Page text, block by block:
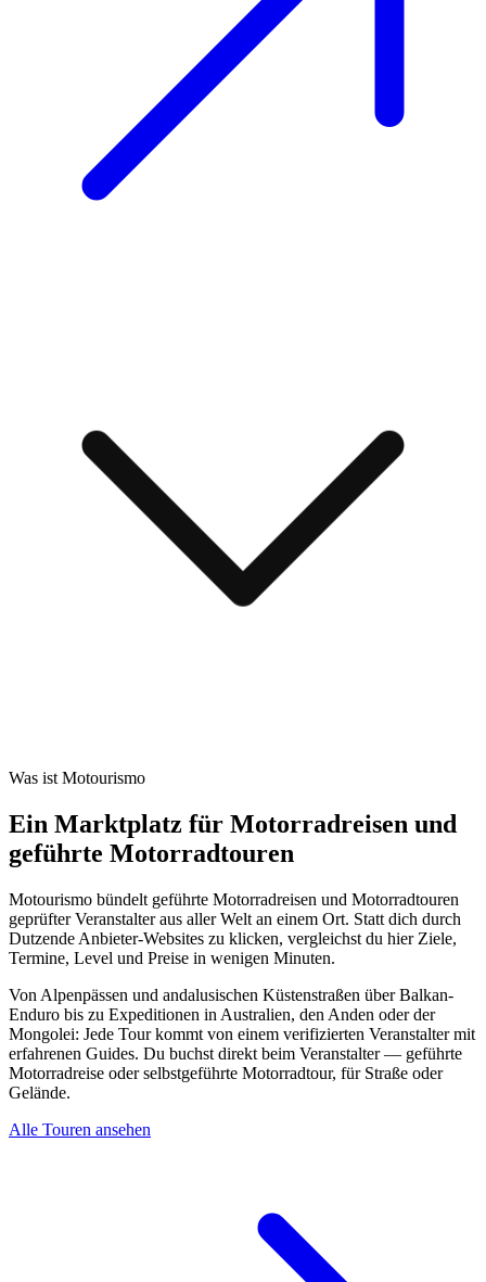
Was ist Motourismo
Ein Marktplatz für Motorradreisen und
geführte Motorradtouren
Motourismo bündelt geführte Motorradreisen und Motorradtouren
geprüfter Veranstalter aus aller Welt an einem Ort. Statt dich durch
Dutzende Anbieter-Websites zu klicken, vergleichst du hier Ziele,
Termine, Level und Preise in wenigen Minuten.
Von Alpenpässen und andalusischen Küstenstraßen über Balkan-
Enduro bis zu Expeditionen in Australien, den Anden oder der
Mongolei: Jede Tour kommt von einem verifizierten Veranstalter mit
erfahrenen Guides. Du buchst direkt beim Veranstalter — geführte
Motorradreise oder selbstgeführte Motorradtour, für Straße oder
Gelände.
Alle Touren ansehen